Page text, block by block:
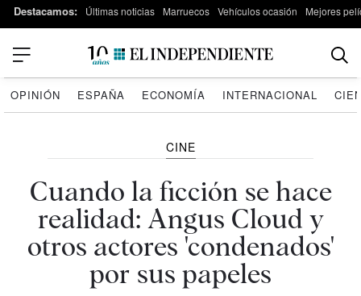
Destacamos: Últimas noticias Marruecos Vehículos ocasión Mejores
OPINIÓN ESPAÑA ECONOMÍA INTERNACIONAL
CINE
Cuando la ficción se hace
realidad: Angus Cloud y
otros actores 'condenados'
por sus papeles